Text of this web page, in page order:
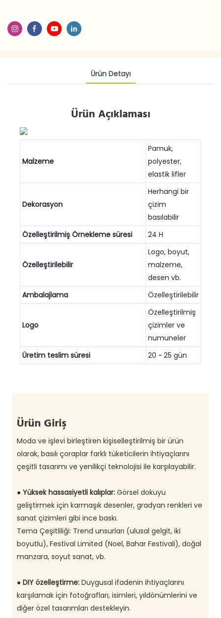
Ürün Detayı
Ürün Açıklaması
Malzeme
Pamuk,
polyester,
elastik lifler
Dekorasyon
Herhangi bir
çizim
basılabilir
Özelleştirilmiş Örnekleme süresi 24 H
Özelleştirilebilir
Logo, boyut,
malzeme,
desen vb.
Ambalajlama
Özelleştirilebilir
Logo
Özelleştirilmiş
çizimler ve
numuneler
Üretim teslim süresi
20 ~ 25 gün
Ürün Giriş
Moda ve işlevi birleştiren kişiselleştirilmiş bir ürün
olarak, basılı çoraplar farklı tüketicilerin ihtiyaçlarını
çeşitli tasarımı ve yenilikçi teknolojisi ile karşılayabilir.
● Yüksek hassasiyetli kalıplar: Görsel dokuyu
geliştirmek için karmaşık desenler, gradyan renkleri ve
sanat çizimleri gibi ince baskı.
Tema Çeşitliliği: Trend unsurları (ulusal gelgit, iki
boyutlu), Festival Limited (Noel, Bahar Festivali), doğal
manzara, soyut sanat, vb.
● DIY özelleştirme: Duygusal ifadenin ihtiyaçlarını
karşılamak için fotoğrafları, isimleri, yıldönümlerini ve
diğer özel tasarımları destekleyin.